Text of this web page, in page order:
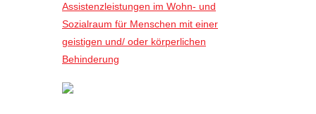
Assistenzleistungen im Wohn- und
Sozialraum für Menschen mit einer
geistigen und/ oder körperlichen
Behinderung